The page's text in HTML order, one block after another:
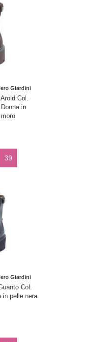
Giardini
Col.
in
39
Giardini
Col.
in pelle nera